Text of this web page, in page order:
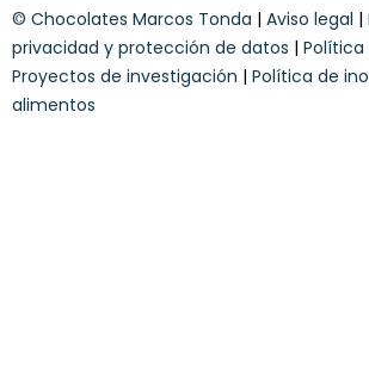
i
b
e
i
c
i
o
n
c
o
n
d
i
© Chocolates Marcos Tonda | Aviso legal |
privacidad y protección de datos | Política
Proyectos de investigación | Política de
alimentos